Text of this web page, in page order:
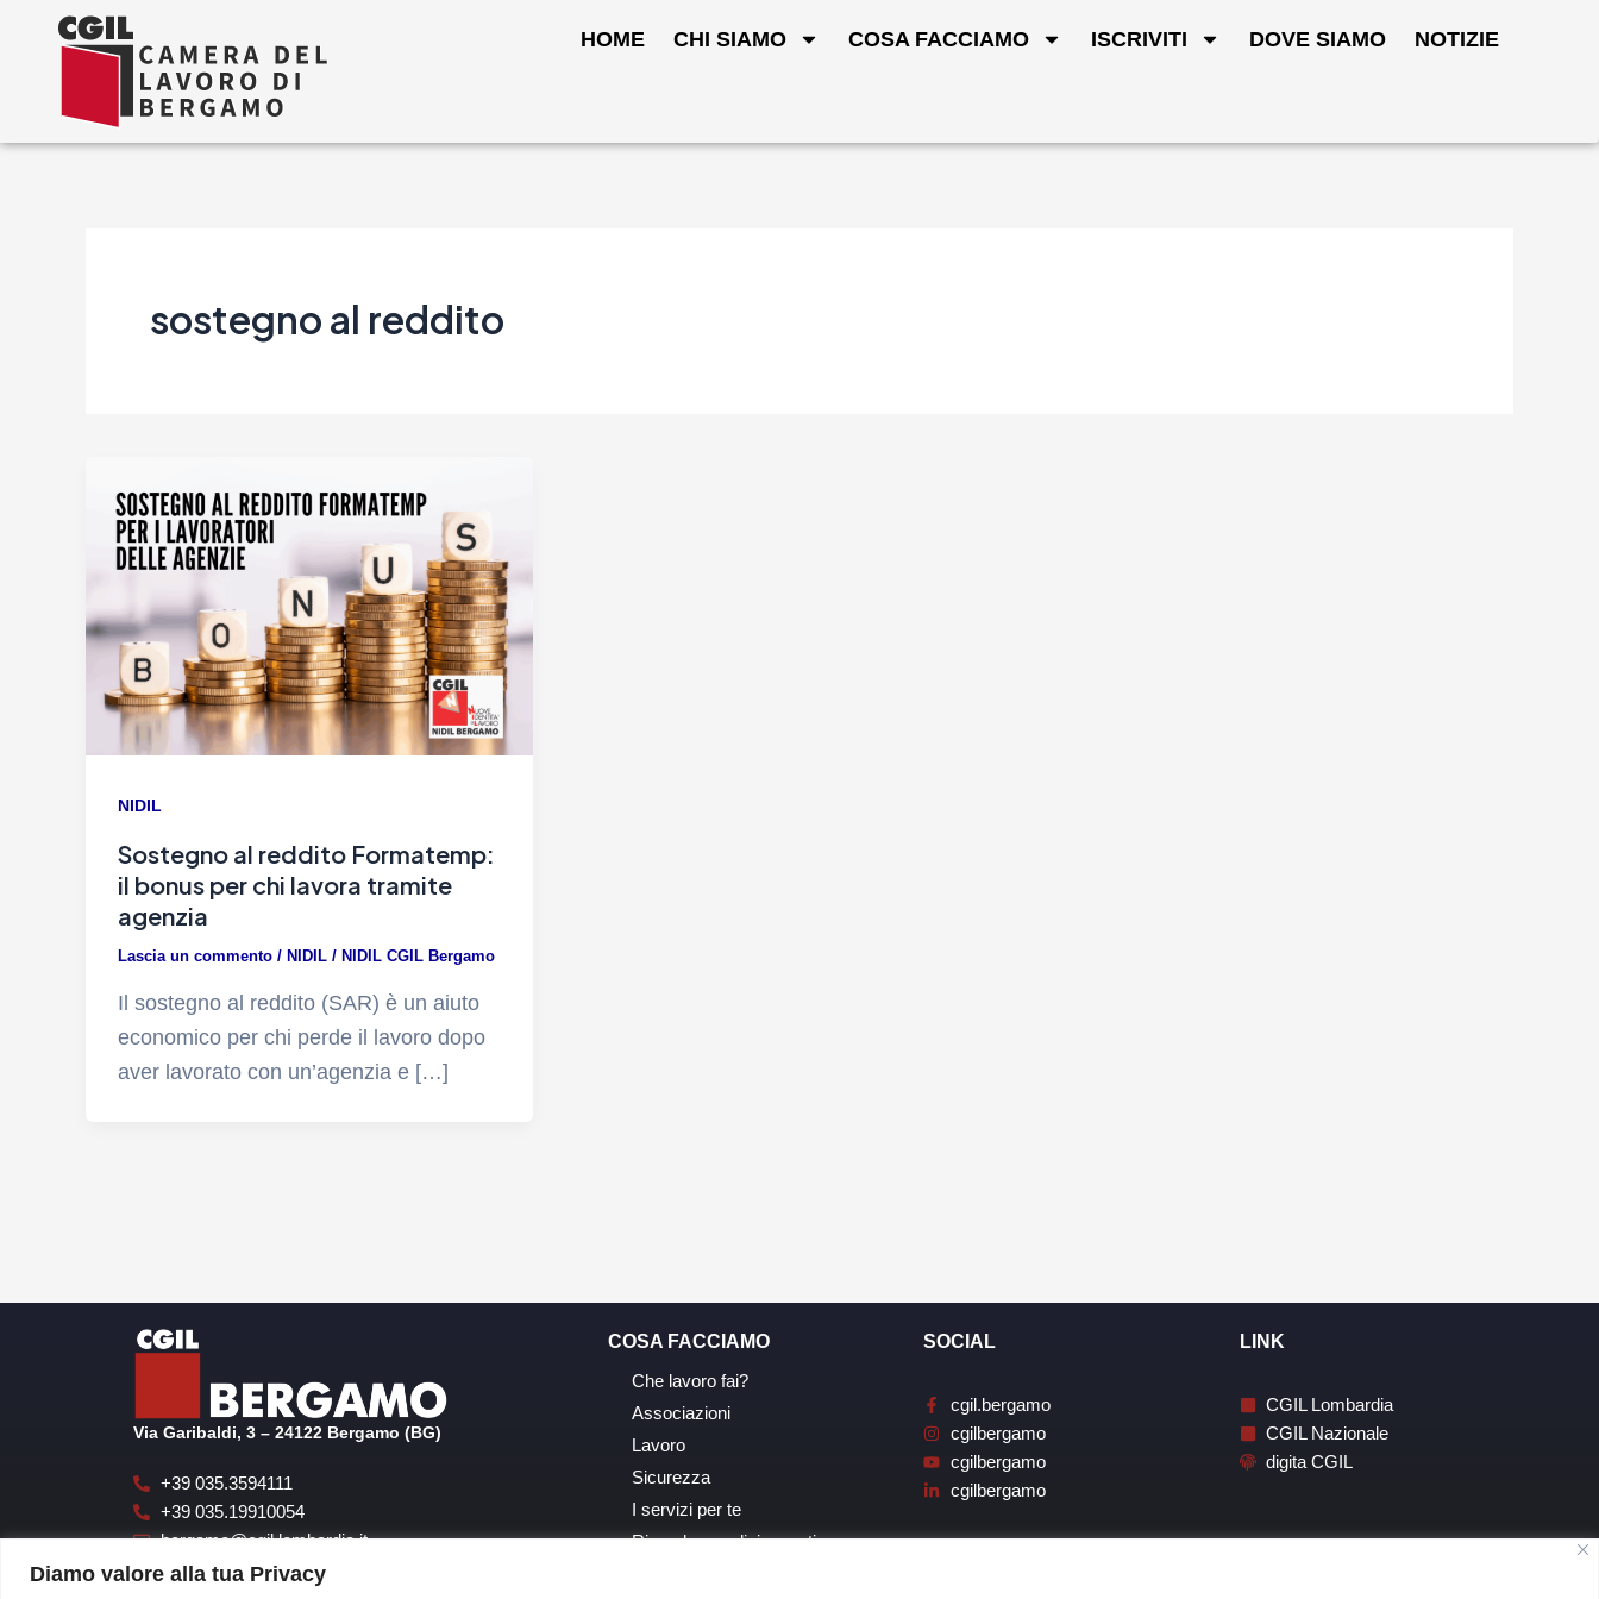
Diamo valore alla tua Privacy
HOME CHI SIAMO COSA FACCIAMO ISCRIVITI DOVE SIAMO NOTIZIE
sostegno al reddito
NIDIL
Sostegno al reddito Formatemp:
il bonus per chi lavora tramite
agenzia
Lascia un commento / NIDIL / NIDIL CGIL Bergamo
Il sostegno al reddito (SAR) è un aiuto
economico per chi perde il lavoro dopo
aver lavorato con un’agenzia e […]
Via Garibaldi, 3 – 24122 Bergamo (BG)
+39 035.3594111
+39 035.19910054
bergamo@cgil.lombardia.it
cgilbgsegreteria@pecgil.it
COSA FACCIAMO
Che lavoro fai?
Associazioni
Lavoro
Sicurezza
I servizi per te
Ricerche, analisi, eventi
SOCIAL
cgil.bergamo
cgilbergamo
cgilbergamo
cgilbergamo
LINK
CGIL Lombardia
CGIL Nazionale
digita CGIL